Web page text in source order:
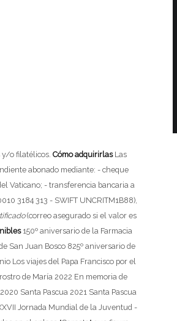
y/o filatélicos. Cómo adquirirlas Las
abonado mediante: - cheque
Vaticano; - transferencia bancaria a
3184 313 - SWIFT UNCRITM1B88),
(correo asegurado si el valor es
150º aniversario de la Farmacia
San Juan Bosco 825º aniversario de
Los viajes del Papa Francisco por el
de María 2022 En memoria de
Santa Pascua 2021 Santa Pascua
Jornada Mundial de la Juventud -